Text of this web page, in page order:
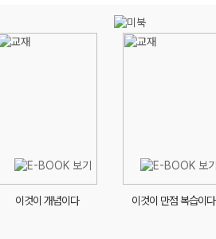
이것이 개념이다 이것이 만점 복습이다